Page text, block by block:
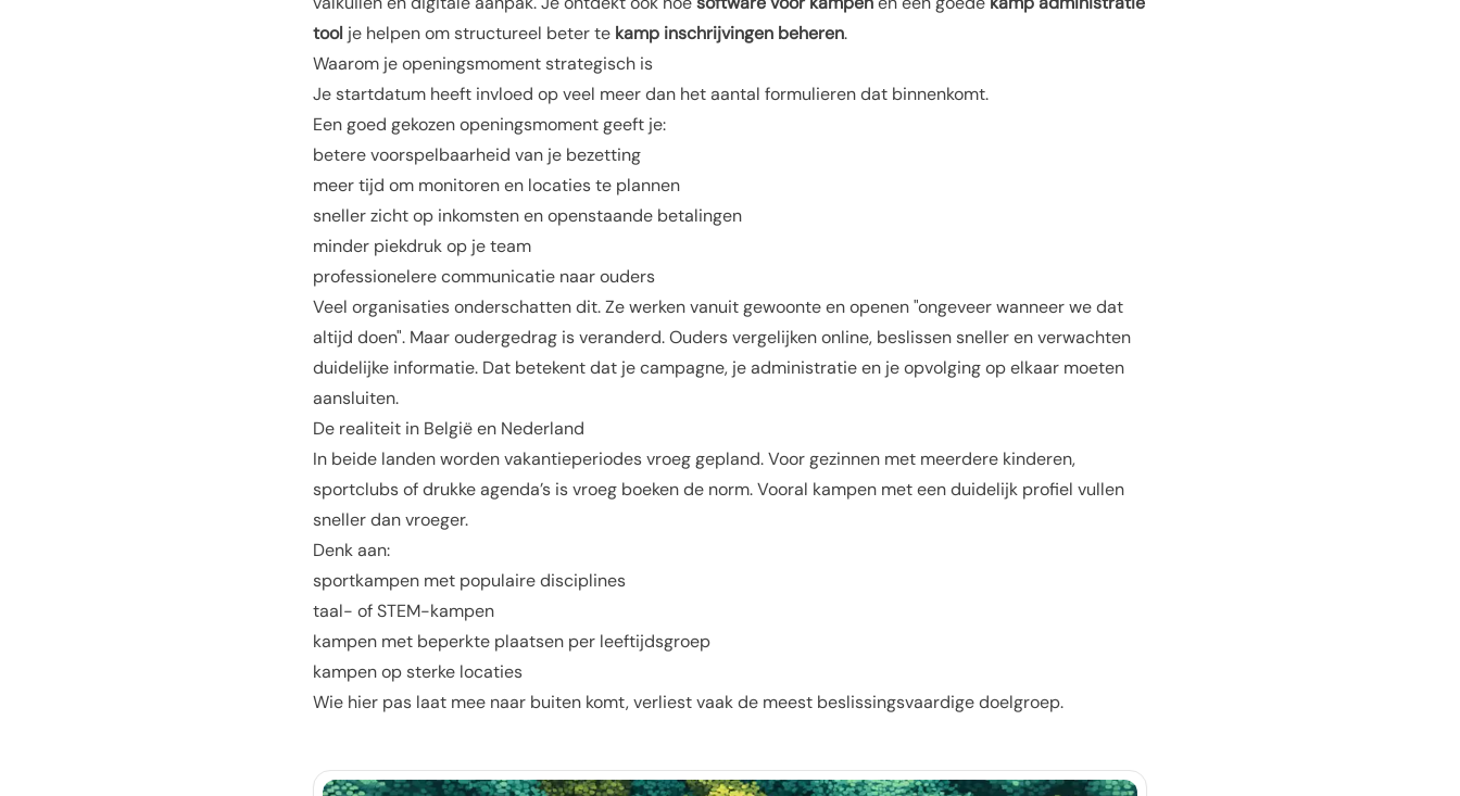
tool je helpen om structureel beter te kamp inschrijvingen beheren.
Waarom je openingsmoment strategisch is
Je startdatum heeft invloed op veel meer dan het aantal formulieren dat binnenkomt.
Een goed gekozen openingsmoment geeft je:
betere voorspelbaarheid van je bezetting
meer tijd om monitoren en locaties te plannen
sneller zicht op inkomsten en openstaande betalingen
minder piekdruk op je team
professionelere communicatie naar ouders
Veel organisaties onderschatten dit. Ze werken vanuit gewoonte en openen "ongeveer wanneer we dat
altijd doen". Maar oudergedrag is veranderd. Ouders vergelijken online, beslissen sneller en verwachten
duidelijke informatie. Dat betekent dat je campagne, je administratie en je opvolging op elkaar moeten
aansluiten.
De realiteit in België en Nederland
In beide landen worden vakantieperiodes vroeg gepland. Voor gezinnen met meerdere kinderen,
sportclubs of drukke agenda’s is vroeg boeken de norm. Vooral kampen met een duidelijk profiel vullen
sneller dan vroeger.
Denk aan:
sportkampen met populaire disciplines
taal- of STEM-kampen
kampen met beperkte plaatsen per leeftijdsgroep
kampen op sterke locaties
Wie hier pas laat mee naar buiten komt, verliest vaak de meest beslissingsvaardige doelgroep.